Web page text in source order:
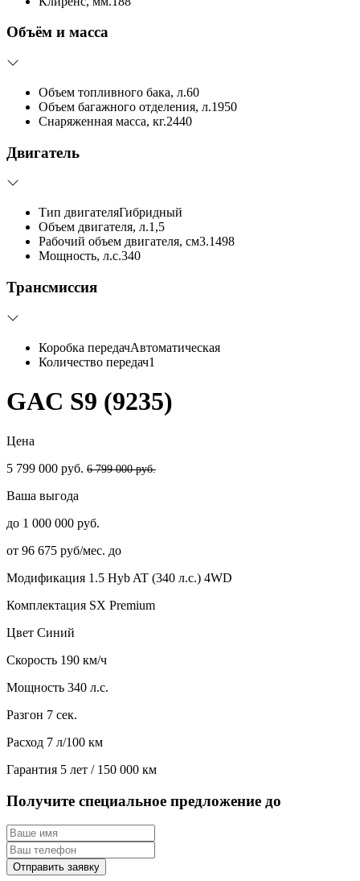
Объём и масса
Объем топливного бака, л.60
Объем багажного отделения, л.1950
Снаряженная масса, кг.2440
Двигатель
Тип двигателяГибридный
Объем двигателя, л.1,5
Рабочий объем двигателя, см3.1498
Мощность, л.с.340
Трансмиссия
Коробка передачАвтоматическая
Количество передач1
GAC S9 (9235)
Цена
5 799 000 руб. 6 799 000 руб.
Ваша выгода
до 1 000 000 руб.
от 96 675 руб/мес. до
Модификация 1.5 Hyb AT (340 л.с.) 4WD
Комплектация SX Premium
Цвет Синий
Скорость 190 км/ч
Мощность 340 л.с.
Разгон 7 сек.
Расход 7 л/100 км
Гарантия 5 лет / 150 000 км
Получите специальное предложение до
Отправить заявку